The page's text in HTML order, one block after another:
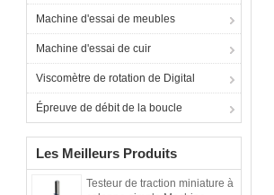
Machine d'essai de meubles
Machine d'essai de cuir
Viscomètre de rotation de Digital
Épreuve de débit de la boucle
Les Meilleurs Produits
Testeur de traction miniature à